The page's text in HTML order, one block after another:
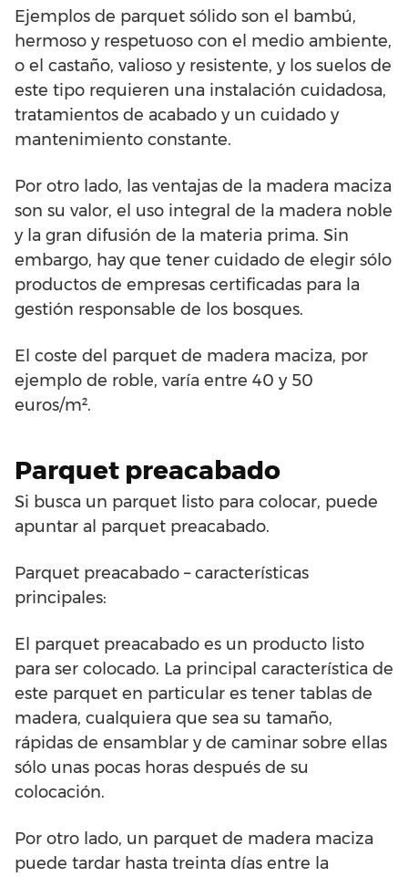
Ejemplos de parquet sólido son el bambú,
hermoso y respetuoso con el medio ambiente,
o el castaño, valioso y resistente, y los suelos de
este tipo requieren una instalación cuidadosa,
tratamientos de acabado y un cuidado y
mantenimiento constante.
Por otro lado, las ventajas de la madera maciza
son su valor, el uso integral de la madera noble
y la gran difusión de la materia prima. Sin
embargo, hay que tener cuidado de elegir sólo
productos de empresas certificadas para la
gestión responsable de los bosques.
El coste del parquet de madera maciza, por
ejemplo de roble, varía entre 40 y 50
euros/m².
Parquet preacabado
Si busca un parquet listo para colocar, puede
apuntar al parquet preacabado.
Parquet preacabado – características
principales:
El parquet preacabado es un producto listo
para ser colocado. La principal característica de
este parquet en particular es tener tablas de
madera, cualquiera que sea su tamaño,
rápidas de ensamblar y de caminar sobre ellas
sólo unas pocas horas después de su
colocación.
Por otro lado, un parquet de madera maciza
puede tardar hasta treinta días entre la